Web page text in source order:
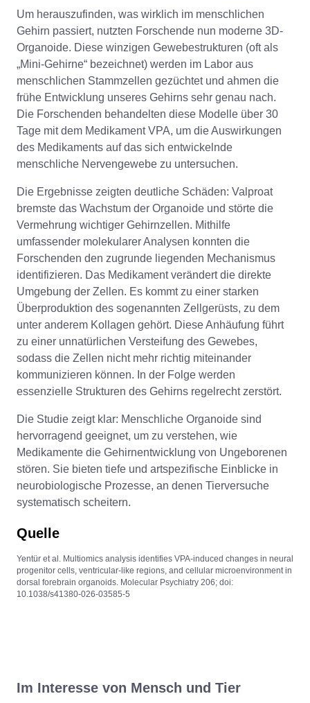
Um herauszufinden, was wirklich im menschlichen
Gehirn passiert, nutzten Forschende nun moderne 3D-
Organoide. Diese winzigen Gewebestrukturen (oft als
„Mini-Gehirne“ bezeichnet) werden im Labor aus
menschlichen Stammzellen gezüchtet und ahmen die
frühe Entwicklung unseres Gehirns sehr genau nach.
Die Forschenden behandelten diese Modelle über 30
Tage mit dem Medikament VPA, um die Auswirkungen
des Medikaments auf das sich entwickelnde
menschliche Nervengewebe zu untersuchen.
Die Ergebnisse zeigten deutliche Schäden: Valproat
bremste das Wachstum der Organoide und störte die
Vermehrung wichtiger Gehirnzellen. Mithilfe
umfassender molekularer Analysen konnten die
Forschenden den zugrunde liegenden Mechanismus
identifizieren. Das Medikament verändert die direkte
Umgebung der Zellen. Es kommt zu einer starken
Überproduktion des sogenannten Zellgerüsts, zu dem
unter anderem Kollagen gehört. Diese Anhäufung führt
zu einer unnatürlichen Versteifung des Gewebes,
sodass die Zellen nicht mehr richtig miteinander
kommunizieren können. In der Folge werden
essenzielle Strukturen des Gehirns regelrecht zerstört.
Die Studie zeigt klar: Menschliche Organoide sind
hervorragend geeignet, um zu verstehen, wie
Medikamente die Gehirnentwicklung von Ungeborenen
stören. Sie bieten tiefe und artspezifische Einblicke in
neurobiologische Prozesse, an denen Tierversuche
systematisch scheitern.
Quelle
Yentür et al. Multiomics analysis identifies VPA-induced changes in neural
progenitor cells, ventricular-like regions, and cellular microenvironment in
dorsal forebrain organoids. Molecular Psychiatry 206; doi:
10.1038/s41380-026-03585-5
Im Interesse von Mensch und Tier